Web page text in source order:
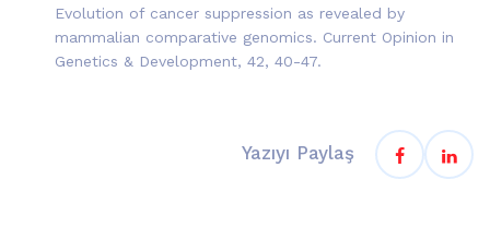
Evolution of cancer suppression as revealed by
mammalian comparative genomics. Current Opinion in
Genetics & Development, 42, 40-47.
Yazıyı Paylaş